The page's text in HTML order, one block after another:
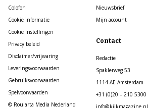
Colofon
Cookie informatie
Cookie Instellingen
Privacy beleid
Disclaimer/vrijwaring
Leveringsvoorwaarden
Gebruiksvoorwaarden
Spelvoorwaarden
© Roularta Media Nederland
Nieuwsbrief
Mijn account
Contact
Redactie
Spaklerweg 53
1114 AE Amsterdam
+31 (0)20 – 210 5300